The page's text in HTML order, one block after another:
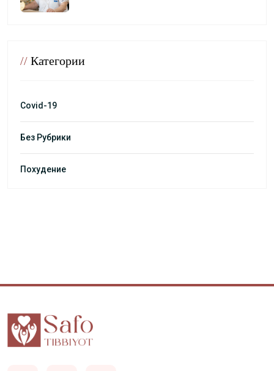
// Категории
Covid-19
Без Рубрики
Похудение